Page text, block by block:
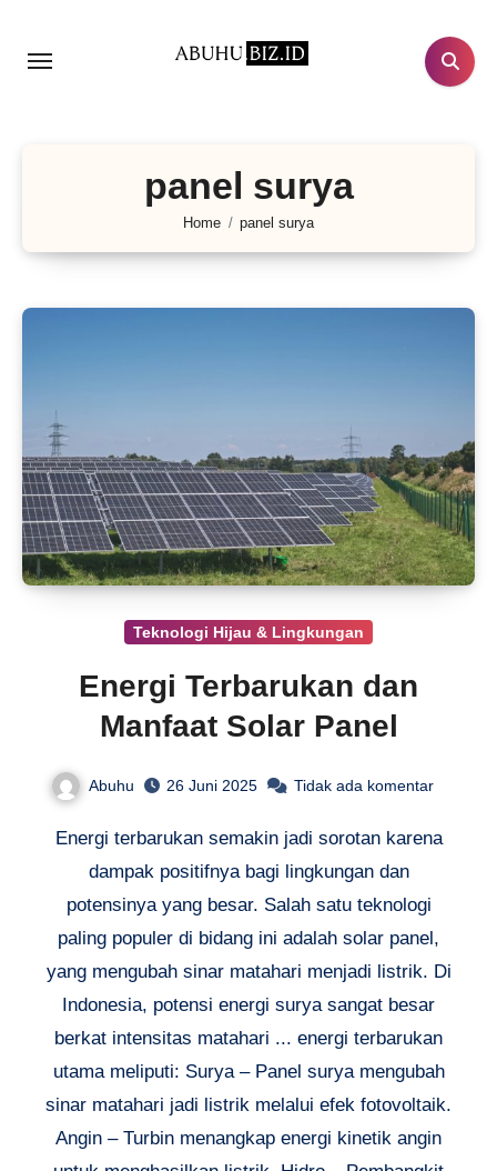
panel surya
Home panel surya
Teknologi Hijau & Lingkungan
Energi Terbarukan dan
Manfaat Solar Panel
Abuhu 26 Juni 2025 Tidak ada komentar
Energi terbarukan semakin jadi sorotan karena
dampak positifnya bagi lingkungan dan
potensinya yang besar. Salah satu teknologi
paling populer di bidang ini adalah solar panel,
yang mengubah sinar matahari menjadi listrik. Di
Indonesia, potensi energi surya sangat besar
berkat intensitas matahari ... energi terbarukan
utama meliputi: Surya – Panel surya mengubah
sinar matahari jadi listrik melalui efek fotovoltaik.
Angin – Turbin menangkap energi kinetik angin